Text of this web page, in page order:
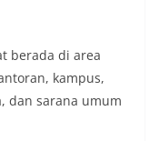
berada di area
kampus,
dan sarana umum